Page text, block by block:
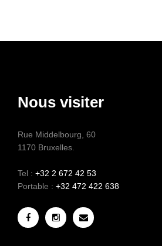
Nous visiter
Rue Middelbourg, 60
1170 Bruxelles.
Tel :+32 2 672 42 53
Portable :+32 472 422 638